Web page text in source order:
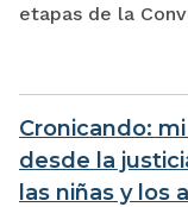
etapas de la
Cronicando:
desde la
las niñas y los